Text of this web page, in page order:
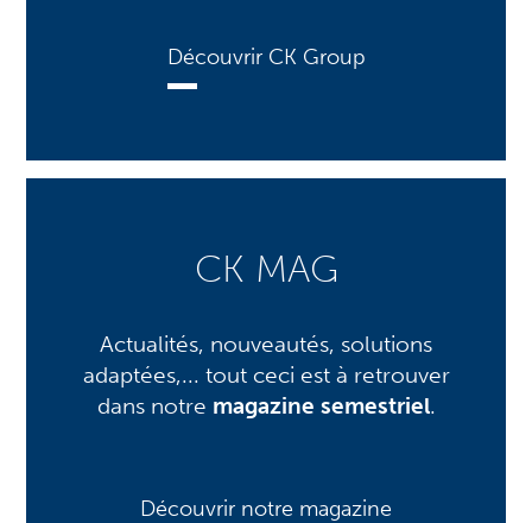
Découvrir CK Group
CK MAG
Actualités, nouveautés, solutions
adaptées,... tout ceci est à retrouver
dans notre magazine semestriel.
Découvrir notre magazine